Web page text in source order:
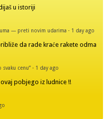
u istoriji
— preti novim udarima · 1 day ago
da rade kraće rakete odma
cenu” · 1 day ago
pobjego iz ludnice !!